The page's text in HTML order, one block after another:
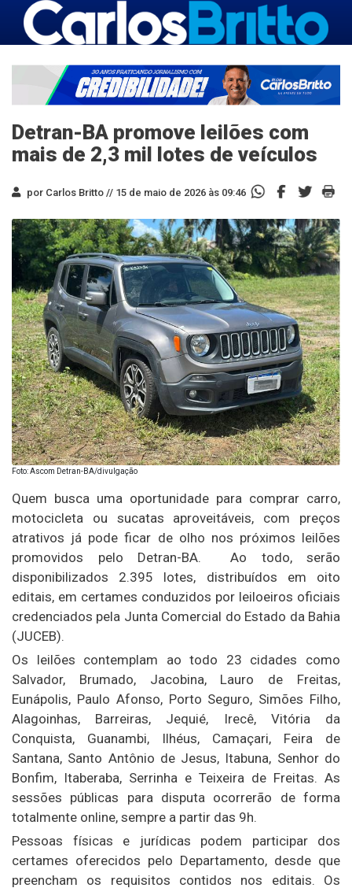
Detran-BA promove leilões com
mais de 2,3 mil lotes de veículos
por Carlos Britto // 15 de maio de 2026 às 09:46
Foto: Ascom Detran-BA/divulgação
Quem busca uma oportunidade para comprar carro,
motocicleta ou sucatas aproveitáveis, com preços
atrativos já pode ficar de olho nos próximos leilões
promovidos pelo Detran-BA. Ao todo, serão
disponibilizados 2.395 lotes, distribuídos em oito
editais, em certames conduzidos por leiloeiros oficiais
credenciados pela Junta Comercial do Estado da Bahia
(JUCEB).
Os leilões contemplam ao todo 23 cidades como
Salvador, Brumado, Jacobina, Lauro de Freitas,
Eunápolis, Paulo Afonso, Porto Seguro, Simões Filho,
Alagoinhas, Barreiras, Jequié, Irecê, Vitória da
Conquista, Guanambi, Ilhéus, Camaçari, Feira de
Santana, Santo Antônio de Jesus, Itabuna, Senhor do
Bonfim, Itaberaba, Serrinha e Teixeira de Freitas. As
sessões públicas para disputa ocorrerão de forma
totalmente online, sempre a partir das 9h.
Pessoas físicas e jurídicas podem participar dos
certames oferecidos pelo Departamento, desde que
preencham os requisitos contidos nos editais. Os